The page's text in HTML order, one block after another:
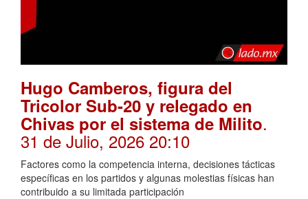
Hugo Camberos, figura del
Tricolor Sub-20 y relegado en
Chivas por el sistema de Milito.
31 de Julio, 2026 20:10
Factores como la competencia interna, decisiones tácticas
específicas en los partidos y algunas molestias físicas han
contribuido a su limitada participación